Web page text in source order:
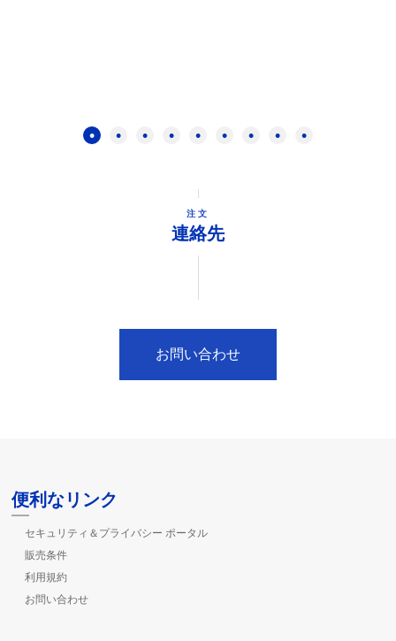
注文
連絡先
お問い合わせ
便利なリンク
セキュリティ＆プライバシー ポータル
販売条件
利用規約
お問い合わせ